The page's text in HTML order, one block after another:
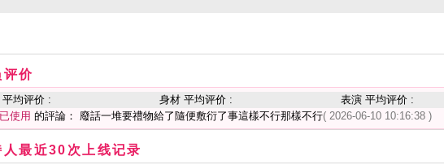
评价
平均评价 : 身材 平均评价 : 表演 平均评价 :
使用 的評論： 廢話一堆要禮物給了隨便敷衍了事這樣不行那樣不行( 2026-06-10 10:16:38 )
人最近30次上线记录